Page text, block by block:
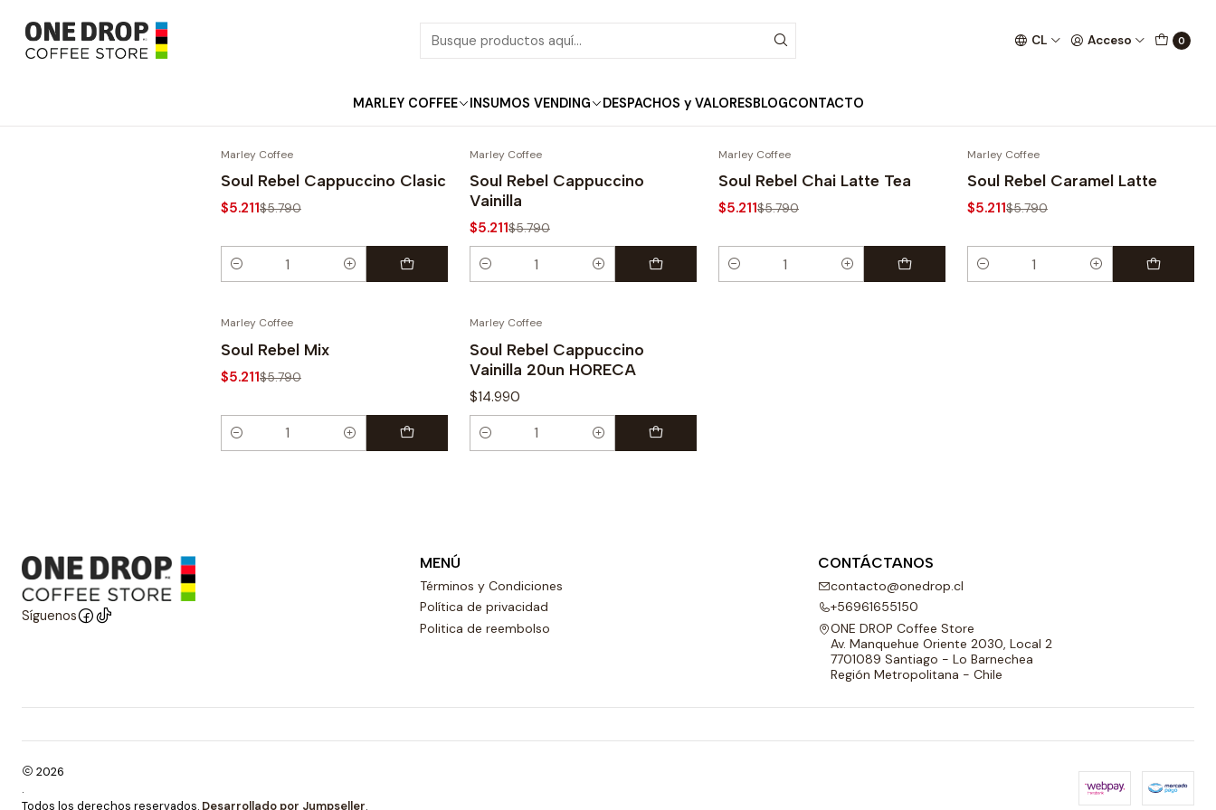
CL Acceso 0
MARLEY COFFEE INSUMOS VENDING DESPACHOS y VALORESBLOGCONTACTO
Inicio Cappuccino
-10%
Marley Coffee
Soul Rebel Cappuccino Clasic
$5.211$5.790
Cantidad
-10%
Marley Coffee
Soul Rebel Cappuccino
Vainilla
$5.211$5.790
Cantidad
-10%
Marley Coffee
Soul Rebel Chai Latte Tea
$5.211$5.790
Cantidad
-10%
Marley Coffee
Soul Rebel Caramel Latte
$5.211$5.790
Cantidad
-10%
Marley Coffee
Soul Rebel Mix
$5.211$5.790
Cantidad
Marley Coffee
Soul Rebel Cappuccino
Vainilla 20un HORECA
$14.990
Cantidad
Síguenos
MENÚ
Términos y Condiciones
Política de privacidad
Politica de reembolso
CONTÁCTANOS
contacto@onedrop.cl
+56961655150
ONE DROP Coffee Store
Av. Manquehue Oriente 2030, Local 2
7701089 Santiago - Lo Barnechea
Región Metropolitana - Chile
2026
.
Todos los derechos reservados. Desarrollado por Jumpseller.